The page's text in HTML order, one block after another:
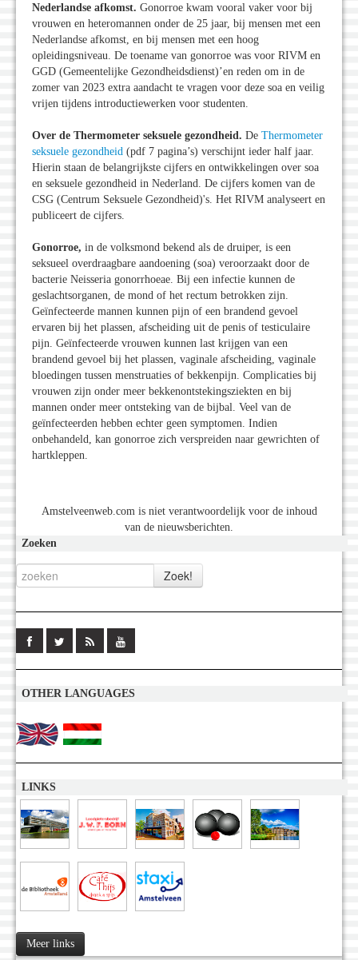
Nederlandse afkomst. Gonorroe kwam vooral vaker voor bij
vrouwen en heteromannen onder de 25 jaar, bij mensen met een
Nederlandse afkomst, en bij mensen met een hoog
opleidingsniveau. De toename van gonorroe was voor RIVM en
GGD (Gemeentelijke Gezondheidsdienst)’en reden om in de
zomer van 2023 extra aandacht te vragen voor deze soa en veilig
vrijen tijdens introductiewerken voor studenten.
Over de Thermometer seksuele gezondheid. De Thermometer
seksuele gezondheid (pdf 7 pagina’s) verschijnt ieder half jaar.
Hierin staan de belangrijkste cijfers en ontwikkelingen over soa
en seksuele gezondheid in Nederland. De cijfers komen van de
CSG (Centrum Seksuele Gezondheid)'s. Het RIVM analyseert en
publiceert de cijfers.
Gonorroe, in de volksmond bekend als de druiper, is een
seksueel overdraagbare aandoening (soa) veroorzaakt door de
bacterie Neisseria gonorrhoeae. Bij een infectie kunnen de
geslachtsorganen, de mond of het rectum betrokken zijn.
Geïnfecteerde mannen kunnen pijn of een brandend gevoel
ervaren bij het plassen, afscheiding uit de penis of testiculaire
pijn. Geïnfecteerde vrouwen kunnen last krijgen van een
brandend gevoel bij het plassen, vaginale afscheiding, vaginale
bloedingen tussen menstruaties of bekkenpijn. Complicaties bij
vrouwen zijn onder meer bekkenontstekingsziekten en bij
mannen onder meer ontsteking van de bijbal. Veel van de
geïnfecteerden hebben echter geen symptomen. Indien
onbehandeld, kan gonorroe zich verspreiden naar gewrichten of
hartkleppen.
Amstelveenweb.com is niet verantwoordelijk voor de inhoud
van de nieuwsberichten.
Zoeken
OTHER LANGUAGES
LINKS
Meer links